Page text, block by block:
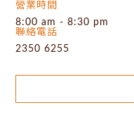
營業時間
8:00 am - 8:30 pm
聯絡電話
2350 6255